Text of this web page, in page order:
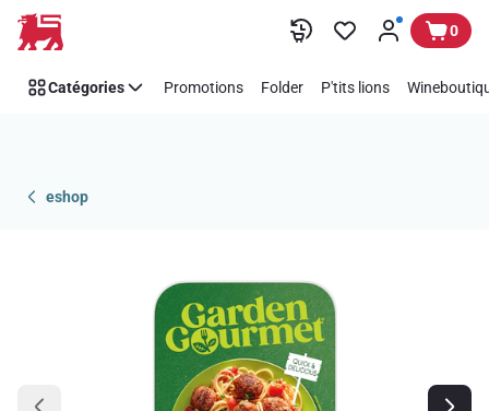
Passer 0
Catégories Promotions Folder P'tits lions
eshop